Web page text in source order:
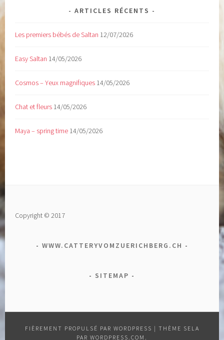
ARTICLES RÉCENTS
Les premiers bébés de Saltan 12/07/2026
Easy Saltan 14/05/2026
Cosmos – Yeux magnifiques 14/05/2026
Chat et fleurs 14/05/2026
Maya – spring time 14/05/2026
Copyright © 2017
WWW.CATTERYVOMZUERICHBERG.CH
SITEMAP
FIÈREMENT PROPULSÉ PAR WORDPRESS | THÈME SELA
PAR WORDPRESS.COM